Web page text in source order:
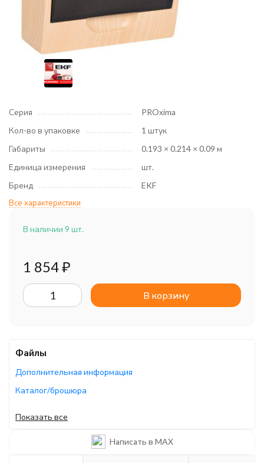
Серия
PROxima
Кол-во в упаковке
1 штук
Габариты
0.193 × 0.214 × 0.09 м
Единица измерения
шт.
Бренд
EKF
Все характеристики
В наличии 9 шт.
1 854₽
В корзину
Файлы
Дополнительная информация
Каталог/брошюра
Показать все
Написать в MAX